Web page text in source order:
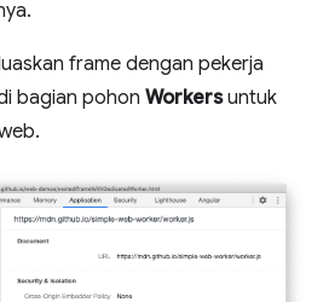
frame dengan pekerja
bagian pohon Workersuntuk